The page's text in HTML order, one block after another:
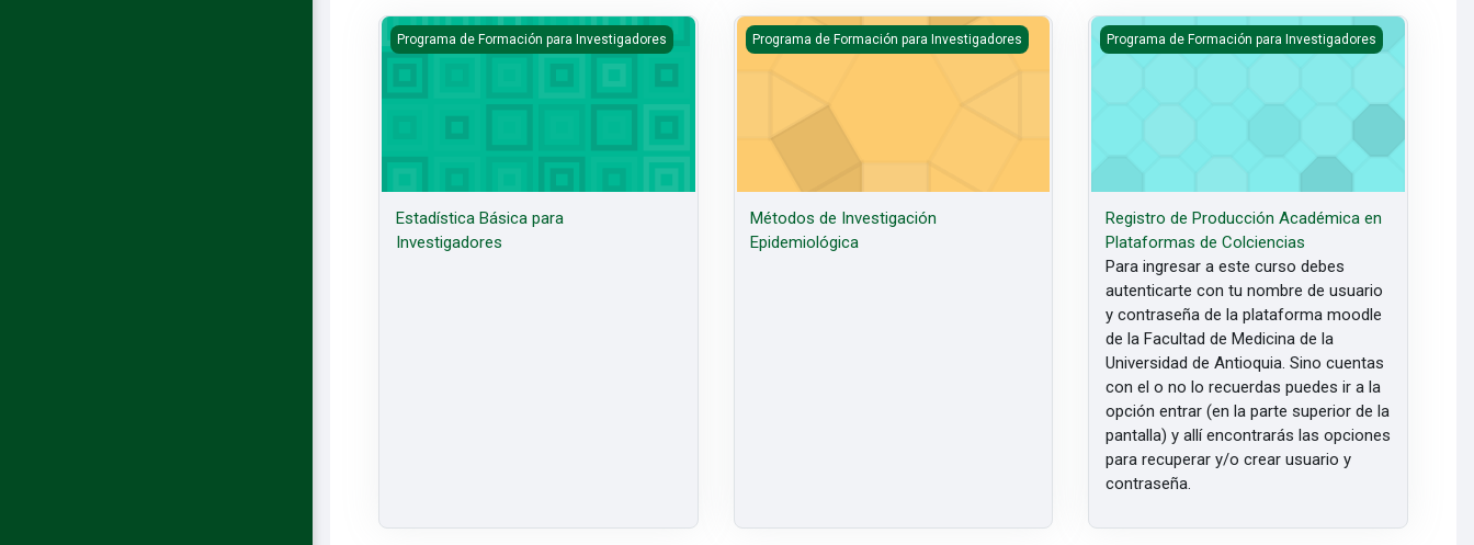
Estadística Básica para Investigadores
Programa de Formación para Investigadores
Estadística Básica para
Investigadores
Métodos de Investigación Epidemiológica
Programa de Formación para Investigadores
Métodos de Investigación
Epidemiológica
Registro de Producción Académica en
Programa de Formación para Investigadores
Registro de Producción Académica en
Plataformas de Colciencias
Para ingresar a este curso debes
autenticarte con tu nombre de usuario
y contraseña de la plataforma moodle
de la Facultad de Medicina de la
Universidad de Antioquia. Sino cuentas
con el o no lo recuerdas puedes ir a la
opción entrar (en la parte superior de la
pantalla) y allí encontrarás las opciones
para recuperar y/o crear usuario y
contraseña.